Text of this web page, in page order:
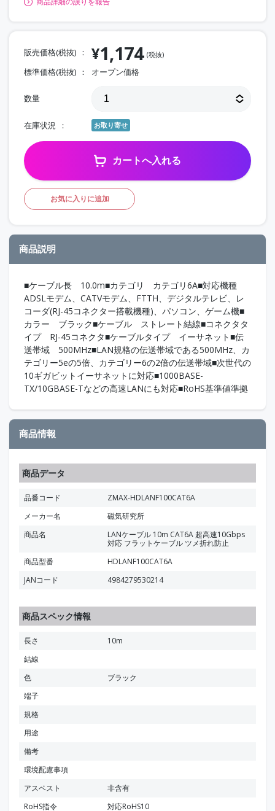
販売価格(税抜) ¥1,174 (税抜)
標準価格(税抜) オープン価格
数量
在庫状況 お取り寄せ
カートへ入れる
お気に入りに追加
商品説明
■ケーブル長 10.0m■カテゴリ カテゴリ6A■対応機種
ADSLモデム、CATVモデム、FTTH、デジタルテレビ、レ
コーダ(RJ-45コネクター搭載機種)、パソコン、ゲーム機■
カラー ブラック■ケーブル ストレート結線■コネクタタ
イプ RJ-45コネクタ■ケーブルタイプ イーサネット■伝
送帯域 500MHz■LAN規格の伝送帯域である500MHz、カ
テゴリー5eの5倍、カテゴリー6の2倍の伝送帯域■次世代の
10ギガビットイーサネットに対応■1000BASE-
TX/10GBASE-Tなどの高速LANにも対応■RoHS基準値準拠
商品情報
商品データ
品番コード
ZMAX-HDLANF100CAT6A
メーカー名
磁気研究所
商品名
LANケーブル 10m CAT6A 超高速10Gbps
対応 フラットケーブル ツメ折れ防止
商品型番
HDLANF100CAT6A
JANコード
4984279530214
商品スペック情報
長さ
10m
結線
色
ブラック
端子
規格
用途
備考
環境配慮事項
アスベスト
非含有
RoHS指令
対応RoHS10